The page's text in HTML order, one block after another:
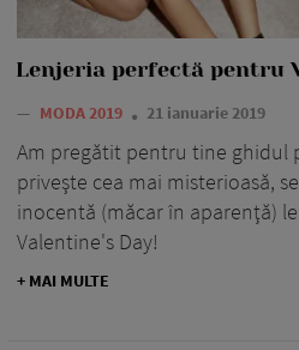
Lenjeria perfectă pentru
— MODA 2019 21 ianuarie 2019
Am pregătit pentru tine ghidul
priveşte cea mai misterioasă,
inocentă (măcar în aparenţă)
Valentine's Day!
+ MAI MULTE